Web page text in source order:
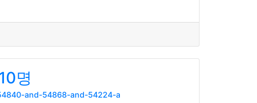
명
and-54868-and-54224-a